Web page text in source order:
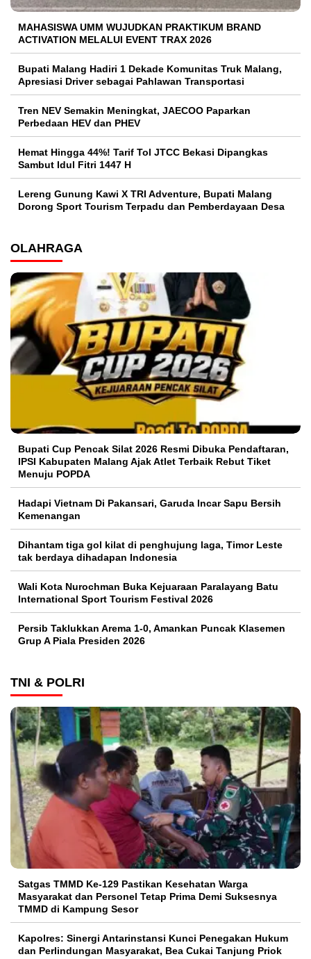
MAHASISWA UMM WUJUDKAN PRAKTIKUM BRAND
ACTIVATION MELALUI EVENT TRAX 2026
Bupati Malang Hadiri 1 Dekade Komunitas Truk Malang,
Apresiasi Driver sebagai Pahlawan Transportasi
Tren NEV Semakin Meningkat, JAECOO Paparkan
Perbedaan HEV dan PHEV
Hemat Hingga 44%! Tarif Tol JTCC Bekasi Dipangkas
Sambut Idul Fitri 1447 H
Lereng Gunung Kawi X TRI Adventure, Bupati Malang
Dorong Sport Tourism Terpadu dan Pemberdayaan Desa
OLAHRAGA
Bupati Cup Pencak Silat 2026 Resmi Dibuka Pendaftaran,
IPSI Kabupaten Malang Ajak Atlet Terbaik Rebut Tiket
Menuju POPDA
Hadapi Vietnam Di Pakansari, Garuda Incar Sapu Bersih
Kemenangan
Dihantam tiga gol kilat di penghujung laga, Timor Leste
tak berdaya dihadapan Indonesia
Wali Kota Nurochman Buka Kejuaraan Paralayang Batu
International Sport Tourism Festival 2026
Persib Taklukkan Arema 1-0, Amankan Puncak Klasemen
Grup A Piala Presiden 2026
TNI & POLRI
Satgas TMMD Ke-129 Pastikan Kesehatan Warga
Masyarakat dan Personel Tetap Prima Demi Suksesnya
TMMD di Kampung Sesor
Kapolres: Sinergi Antarinstansi Kunci Penegakan Hukum
dan Perlindungan Masyarakat, Bea Cukai Tanjung Priok